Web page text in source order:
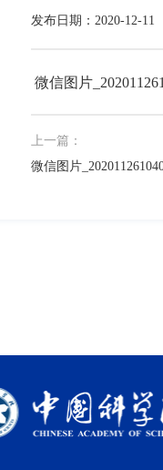
发布日期：2020-12-11
微信图片
上一篇：
微信图片